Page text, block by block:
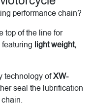
performance chain?
top of the line for
featuring light weight,
technology ofXW-
seal the lubrification